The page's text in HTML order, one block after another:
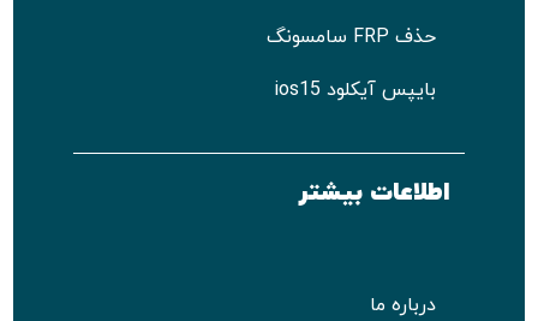
حذف FRP سامسونگ
بایپس آیکلود ios15
اطلاعات بیشتر
درباره ما